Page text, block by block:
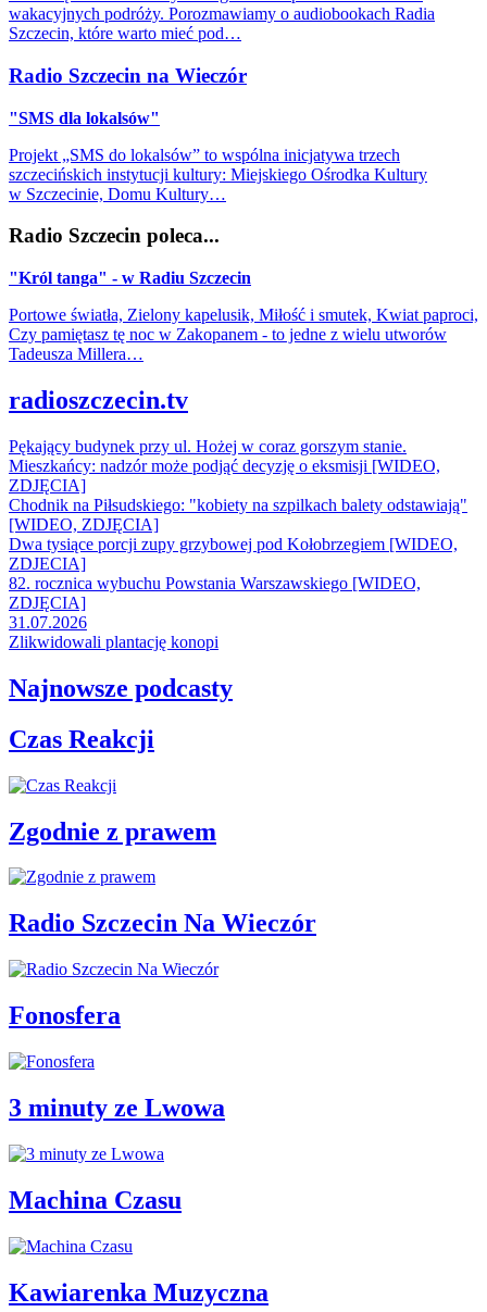
wakacyjnych podróży. Porozmawiamy o audiobookach Radia
Szczecin, które warto mieć pod…
Radio Szczecin na Wieczór
"SMS dla lokalsów"
Projekt „SMS do lokalsów” to wspólna inicjatywa trzech
szczecińskich instytucji kultury: Miejskiego Ośrodka Kultury
w Szczecinie, Domu Kultury…
Radio Szczecin poleca...
"Król tanga" - w Radiu Szczecin
Portowe światła, Zielony kapelusik, Miłość i smutek, Kwiat paproci,
Czy pamiętasz tę noc w Zakopanem - to jedne z wielu utworów
Tadeusza Millera…
radioszczecin.tv
Pękający budynek przy ul. Hożej w coraz gorszym stanie.
Mieszkańcy: nadzór może podjąć decyzję o eksmisji [WIDEO,
ZDJĘCIA]
Chodnik na Piłsudskiego: "kobiety na szpilkach balety odstawiają"
[WIDEO, ZDJĘCIA]
Dwa tysiące porcji zupy grzybowej pod Kołobrzegiem [WIDEO,
ZDJECIA]
82. rocznica wybuchu Powstania Warszawskiego [WIDEO,
ZDJĘCIA]
31.07.2026
Zlikwidowali plantację konopi
Najnowsze podcasty
Czas Reakcji
Zgodnie z prawem
Radio Szczecin Na Wieczór
Fonosfera
3 minuty ze Lwowa
Machina Czasu
Kawiarenka Muzyczna